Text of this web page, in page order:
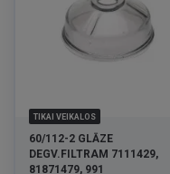
TIKAI VEIKALOS
60/112-2 GLĀZE
DEGV.FILTRAM 7111429,
81871479, 991